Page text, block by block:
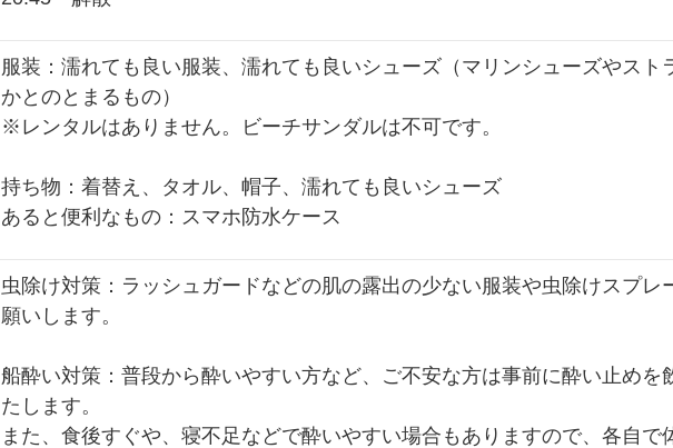
服装：濡れても良い服装、濡れても良いシューズ（マリンシューズやスト
かとのとまるもの）
※レンタルはありません。ビーチサンダルは不可です。
持ち物：着替え、タオル、帽子、濡れても良いシューズ
あると便利なもの：スマホ防水ケース
虫除け対策：ラッシュガードなどの肌の露出の少ない服装や虫除けスプレ
願いします。
船酔い対策：普段から酔いやすい方など、ご不安な方は事前に酔い止めを
たします。
また、食後すぐや、寝不足などで酔いやすい場合もありますので、各自で